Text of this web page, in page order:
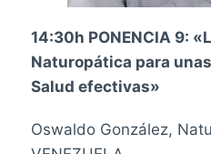
14:30h PONENCIA 9:
Naturopática para
Salud efectivas»
Oswaldo González,